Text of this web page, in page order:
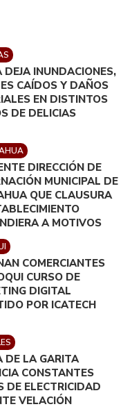
DEJA INUNDACIONES,
CAÍDOS Y DAÑOS
EN DISTINTOS
DE DELICIAS
DIRECCIÓN DE
MUNICIPAL DE
QUE CLAUSURA
A MOTIVOS
COMERCIANTES
CURSO DE
DIGITAL
POR ICATECH
DE LA GARITA
CONSTANTES
DE ELECTRICIDAD
VELACIÓN